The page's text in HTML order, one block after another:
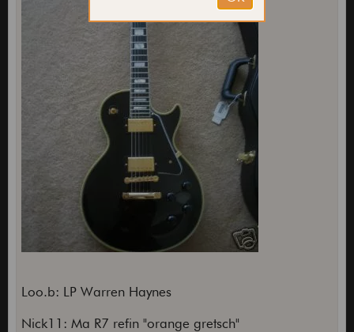
Loo.b: LP Warren Haynes
Nick11: Ma R7 refin "orange gretsch"